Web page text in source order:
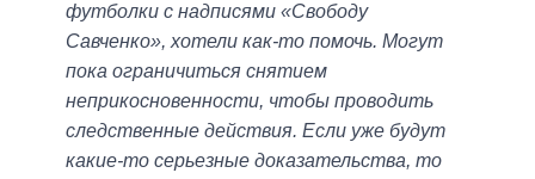
футболки с надписями «Свободу
Савченко», хотели как-то помочь. Могут
пока ограничиться снятием
неприкосновенности, чтобы проводить
следственные действия. Если уже будут
какие-то серьезные доказательства, то